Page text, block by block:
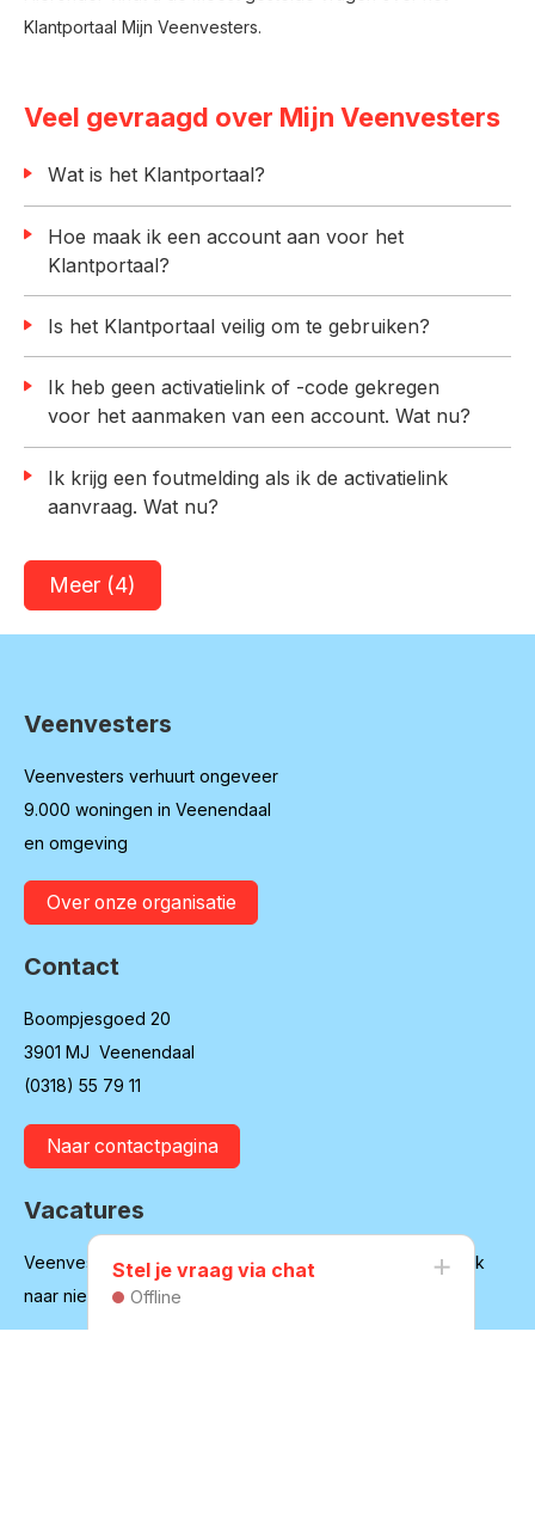
Klantportaal Mijn Veenvesters.
Veel gevraagd over Mijn Veenvesters
Wat is het Klantportaal?
Hoe maak ik een account aan voor het
Klantportaal?
Is het Klantportaal veilig om te gebruiken?
Ik heb geen activatielink of -code gekregen
voor het aanmaken van een account. Wat nu?
Ik krijg een foutmelding als ik de activatielink
aanvraag. Wat nu?
Meer (4)
Contactinformatie
Veenvesters
Veenvesters verhuurt ongeveer
9.000 woningen in Veenendaal
en omgeving
Over onze organisatie
Contact
Boompjesgoed 20
3901 MJ Veenendaal
(0318) 55 79 11
Naar contactpagina
Vacatures
Veenvesters blijft in ontwikkeling en is regelmatig op zoek
naar nieuwe medewerkers
Stel je vraag via chat
Offline